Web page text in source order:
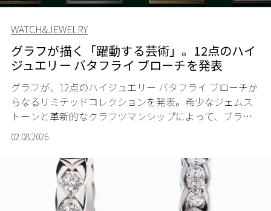
WATCH&JEWELRY
グラフが描く「躍動する芸術」。12点のハイ
ジュエリー バタフライ ブローチを発表
グラフが、12点のハイジュエリー バタフライ ブローチか
らなるリミテッドコレクションを発表。希少なジェムス
トーンと革新的なクラフツマンシップによって、ブラン
ドを象徴するバタフライに新たな生命を吹き込む。
02.08.2026